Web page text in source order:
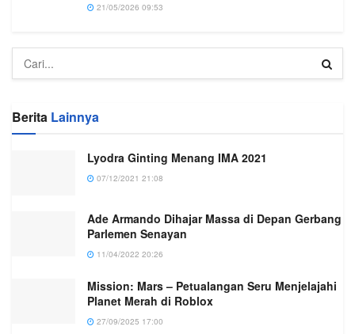
21/05/2026 09:53
Berita Lainnya
Lyodra Ginting Menang IMA 2021
07/12/2021 21:08
Ade Armando Dihajar Massa di Depan Gerbang
Parlemen Senayan
11/04/2022 20:26
Mission: Mars – Petualangan Seru Menjelajahi
Planet Merah di Roblox
27/09/2025 17:00